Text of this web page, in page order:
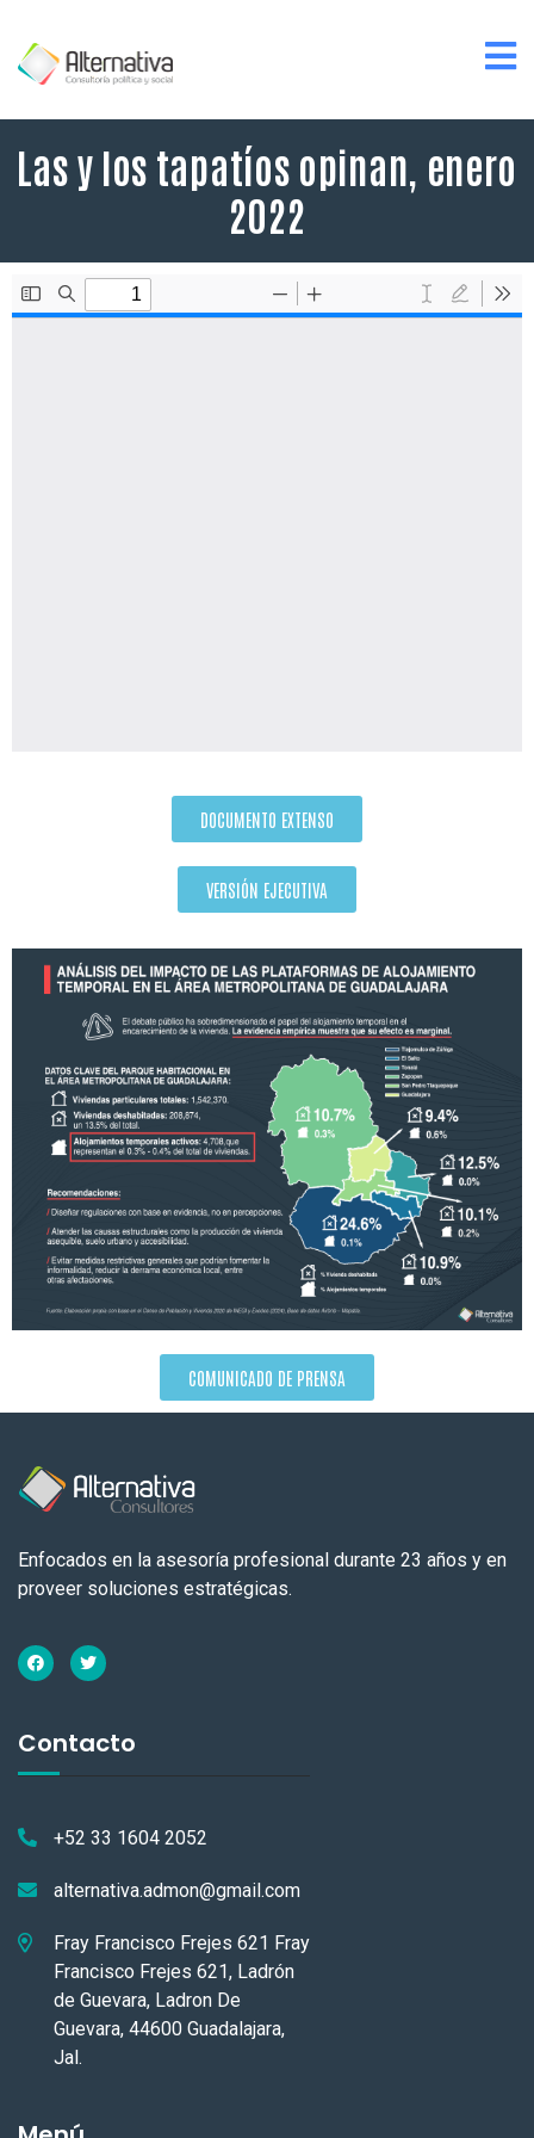
Las y los tapatíos opinan, enero
2022
DOCUMENTO EXTENSO
VERSIÓN EJECUTIVA
COMUNICADO DE PRENSA
Enfocados en la asesoría profesional durante 23 años y en
proveer soluciones estratégicas.
Contacto
+52 33 1604 2052
alternativa.admon@gmail.com
Fray Francisco Frejes 621 Fray
Francisco Frejes 621, Ladrón
de Guevara, Ladron De
Guevara, 44600 Guadalajara,
Jal.